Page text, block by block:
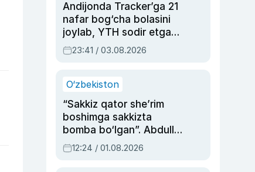
Andijonda Tracker’ga 21
nafar bog‘cha bolasini
joylab, YTH sodir etgan
ayolga sud hukmi o‘qildi
23:41 / 03.08.2026
O‘zbekiston
“Sakkiz qator she’rim
boshimga sakkizta
bomba bo‘lgan”. Abdulla
Oripovni siyosiy
ayblovlardan asrab
12:24 / 01.08.2026